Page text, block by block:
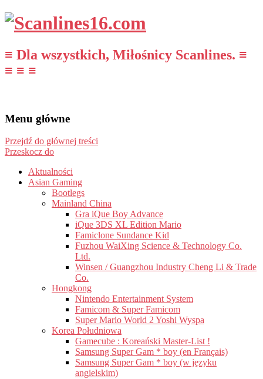
≡ Dla wszystkich, Miłośnicy Scanlines. ≡
≡ ≡ ≡
Menu główne
Przejdź do głównej treści
Przeskocz do
Aktualności
Asian Gaming
Bootlegs
Mainland China
Gra iQue Boy Advance
iQue 3DS XL Edition Mario
Famiclone Sundance Kid
Fuzhou WaiXing Science & Technology Co.
Ltd.
Winsen / Guangzhou Industry Cheng Li & Trade
Co.
Hongkong
Nintendo Entertainment System
Famicom & Super Famicom
Super Mario World 2 Yoshi Wyspa
Korea Południowa
Gamecube : Koreański Master-List !
Samsung Super Gam * boy (en Français)
Samsung Super Gam * boy (w języku
angielskim)